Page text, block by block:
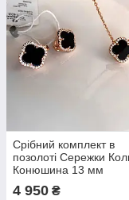
Срібний комплект в
позолоті Сережки
Конюшина 13 мм
4 950 ₴